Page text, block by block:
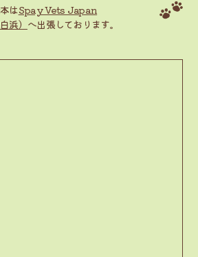
はSpay Vets Japan
浜） へ出張しております。